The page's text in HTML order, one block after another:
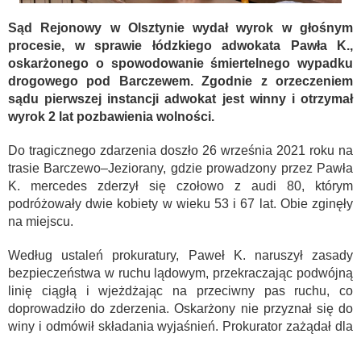
Sąd Rejonowy w Olsztynie wydał wyrok w głośnym
procesie, w sprawie łódzkiego adwokata Pawła K.,
oskarżonego o spowodowanie śmiertelnego wypadku
drogowego pod Barczewem. Zgodnie z orzeczeniem
sądu pierwszej instancji adwokat jest winny i otrzymał
wyrok 2 lat pozbawienia wolności.
Do tragicznego zdarzenia doszło 26 września 2021 roku na
trasie Barczewo–Jeziorany, gdzie prowadzony przez Pawła
K. mercedes zderzył się czołowo z audi 80, którym
podróżowały dwie kobiety w wieku 53 i 67 lat. Obie zginęły
na miejscu. ​
Według ustaleń prokuratury, Paweł K. naruszył zasady
bezpieczeństwa w ruchu lądowym, przekraczając podwójną
linię ciągłą i wjeżdżając na przeciwny pas ruchu, co
doprowadziło do zderzenia. Oskarżony nie przyznał się do
winy i odmówił składania wyjaśnień. Prokurator zażądał dla